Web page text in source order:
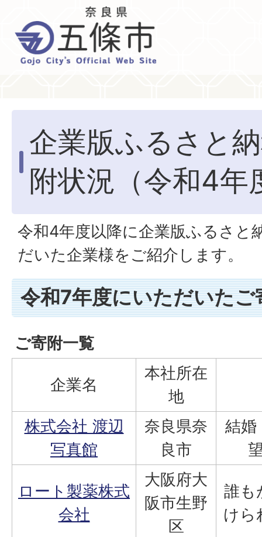
企業版ふるさと
附状況（令和4年
令和4年度以降に企業版ふるさと
だいた企業様をご紹介します。
令和7年度にいただいたご
ご寄附一覧
企業名
本社所在
地
株式会社 渡辺
写真館
奈良県奈
良市
結婚
ロート製薬株式
会社
大阪府大
阪市生野
区
誰も
けら